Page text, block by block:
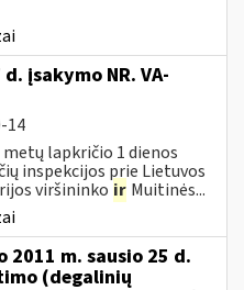
įsakymo NR. VA-
14
lapkričio 1 dienos
inspekcijos prie Lietuvos
viršininko ir Muitinės...
2011 m. sausio 25 d.
(degalinių